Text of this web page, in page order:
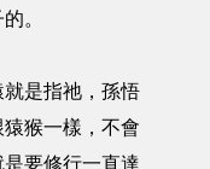
。
是指祂，孫悟
猴一樣，不會
要修行一直達